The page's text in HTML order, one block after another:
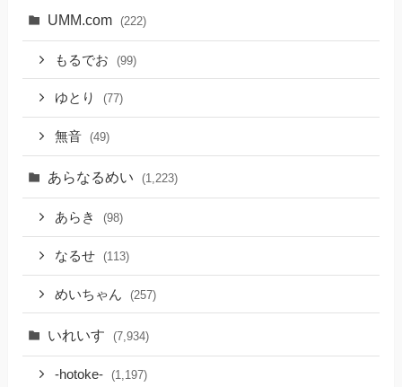
UMM.com (222)
もるでお (99)
ゆとり (77)
無音 (49)
あらなるめい (1,223)
あらき (98)
なるせ (113)
めいちゃん (257)
いれいす (7,934)
-hotoke- (1,197)